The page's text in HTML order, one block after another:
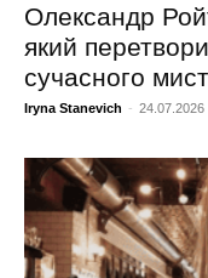
Олександр
який
сучасного
Iryna Stanevich - 24.07.2026